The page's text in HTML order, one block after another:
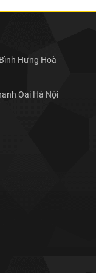
Hưng Hoà
Oai Hà Nội